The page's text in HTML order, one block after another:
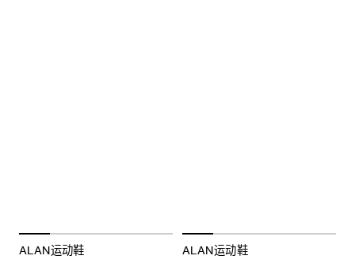
ALAN运动鞋 ALAN运动鞋